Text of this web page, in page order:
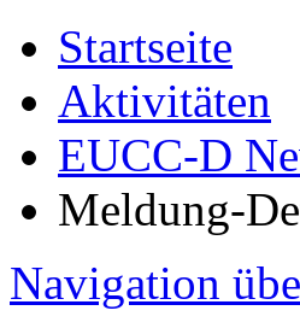
Startseite
Aktivitäten
EUCC-D
Meldung-
Navigation